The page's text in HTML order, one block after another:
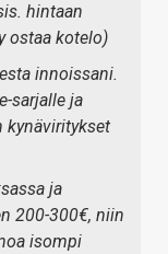
hintaan
ostaa kotelo)
innoissani.
sarjalle ja
kynäviritykset
ja
200-300€, niin
isompi